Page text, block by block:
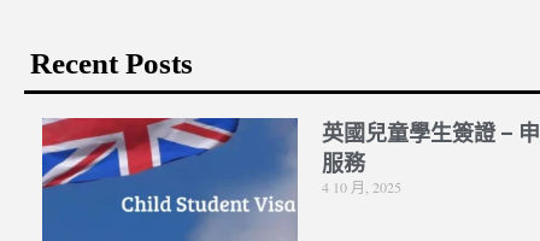
Recent Posts
英國兒童學生簽證 –
服務
4 10 月, 2025